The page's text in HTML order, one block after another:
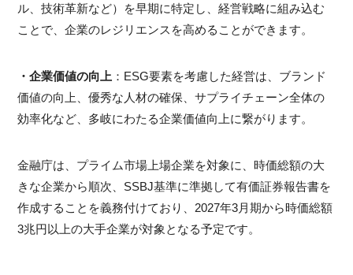
ル、技術革新など）を早期に特定し、経営戦略に組み込む
ことで、企業のレジリエンスを高めることができます。
・企業価値の向上 ：ESG要素を考慮した経営は、ブランド
価値の向上、優秀な人材の確保、サプライチェーン全体の
効率化など、多岐にわたる企業価値向上に繋がります。
金融庁は、プライム市場上場企業を対象に、時価総額の大
きな企業から順次、SSBJ基準に準拠して有価証券報告書を
作成することを義務付けており、2027年3月期から時価総額
3兆円以上の大手企業が対象となる予定です。